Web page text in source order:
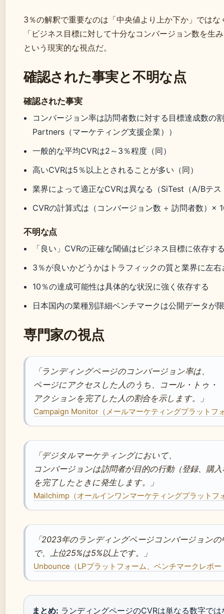
3％の解釈で重要なのは「中央値より上か下か」ではな
「ビジネス目標に対して十分なコンバージョン数を生
という現実的な視点だ。
確認された事実と不明な点
確認された事実
コンバージョン率は訪問者数に対する目標達成数の
Partners（マーケティング支援企業））
一般的な平均CVRは2～3％程度（同）
高いCVRは5％以上とされることが多い（同）
業界によって適正なCVRは異なる（SiTest（A/Bテ
CVRの計算式は（コンバージョン数 ÷ 訪問者数）×
不明な点
「良い」CVRの正確な閾値はビジネス目標に依存す
3％が良いかどうかはトラフィックの質と業界に左右
10％の達成可能性は具体的な状況に強く依存する
日本国内の業種別詳細ベンチマークは公開データが
専門家の視点
「ランディングページのコンバージョン率は、
ページにアクセスした人のうち、コール・トゥ・
アクションを完了した人の割合を示します。」
Campaign Monitor（メールマーケティングプラットフ
「デジタルマーケティングにおいて、
コンバージョンは訪問者が目的の行動（登録、購
を完了したときに発生します。」
Mailchimp（オールインワンマーケティングプラットフ
「2023年のランディングページコンバージョン
で、上位25%は5%以上です。」
Unbounce（LPプラットフォーム、ベンチマークレポー
まとめ: ランディングページのCVRは単なる数字で